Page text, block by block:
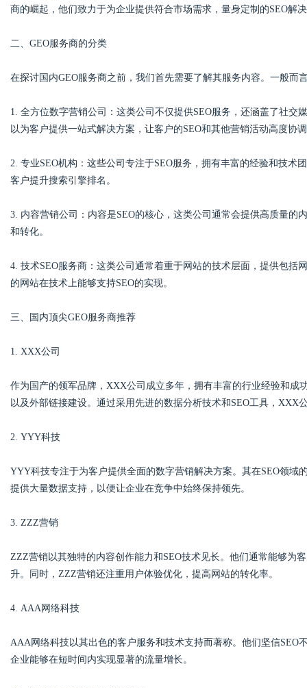
商的崛起，他们致力于为企业提供符合市场需求，量身定制的SEO解
二、GEO服务商的分类
在探讨国内GEO服务商之前，我们首先需要了解其服务内容。一般而
1. 全方位数字营销公司：这类公司不仅提供SEO服务，还涵盖了社
以为客户提供一站式解决方案，让客户的SEO和其他营销活动高度协
2. 专业SEO机构：这些公司专注于SEO服务，拥有丰富的经验和技
客户提升搜索引擎排名。
3. 内容营销公司：内容是SEO的核心，这类公司通常会提供高质量
和转化。
4. 技术SEO服务商：这类公司通常着重于网站的技术层面，提供包
的网站在技术上能够支持SEO的实现。
三、国内顶尖GEO服务商推荐
1. XXX公司
作为国产的领军品牌，XXX公司成立多年，拥有丰富的行业经验和成
以及外部链接建设。通过采用先进的数据分析技术和SEO工具，XXX
2. YYY科技
YYY科技专注于为客户提供全面的数字营销解决方案。其在SEO领
提供大量数据支持，以便让企业在竞争中始终保持领先。
3. ZZZ营销
ZZZ营销以其独特的内容创作能力和SEO技术见长。他们通常能够为
升。同时，ZZZ营销还注重用户体验优化，提高网站的转化率。
4. AAA网络科技
AAA网络科技以其出色的客户服务和技术支持而著称。他们坚信
企业能够在短时间内实现显著的流量增长。